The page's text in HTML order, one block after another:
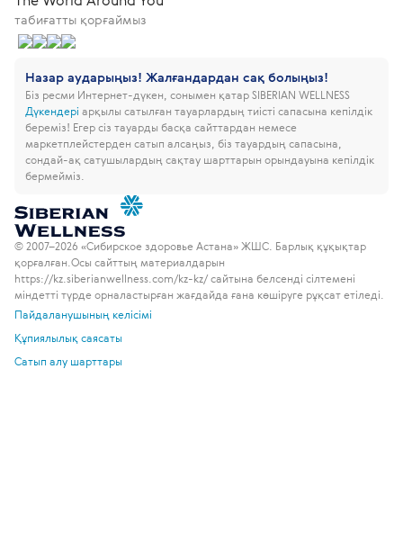
табиғатты қорғаймыз
Назар аударыңыз! Жалғандардан сақ болыңыз!
Біз ресми Интернет-дүкен, сонымен қатар SIBERIAN WELLNESS
Дүкендері арқылы сатылған тауарлардың тиісті сапасына кепілдік
береміз! Егер сіз тауарды басқа сайттардан немесе
маркетплейстерден сатып алсаңыз, біз тауардың сапасына,
сондай-ақ сатушылардың сақтау шарттарын орындауына кепілдік
бермейміз.
© 2007–2026 «Сибирское здоровье Астана» ЖШС. Барлық құқықтар
қорғалған. Осы сайттың материалдарын
https://kz.siberianwellness.com/kz-kz/ сайтына белсенді сілтемені
міндетті түрде орналастырған жағдайда ғана көшіруге рұқсат етіледі.
Пайдаланушының келісімі
Құпиялылық саясаты
Сатып алу шарттары